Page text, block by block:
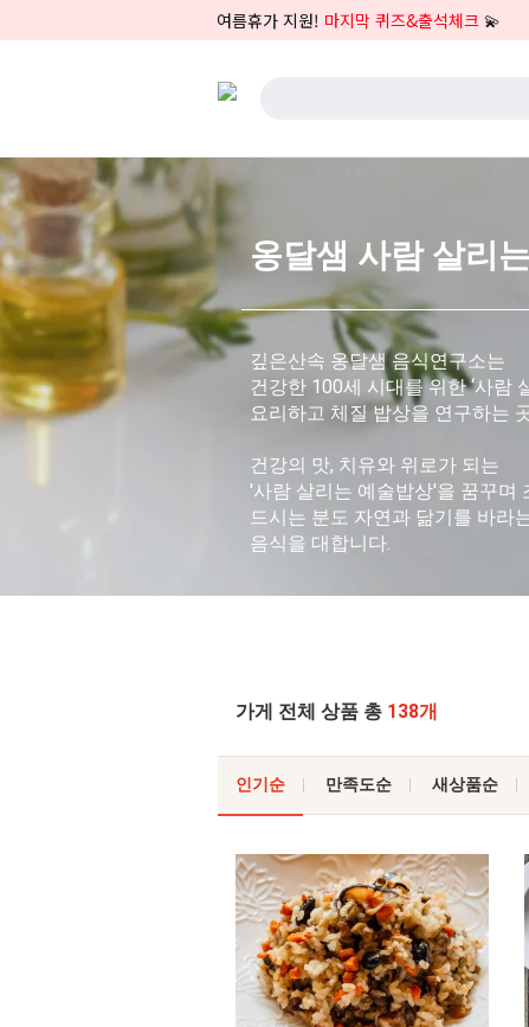
여름휴가 지원! 마지막 퀴즈&출석체크 💫
옹달샘 사람 살리
깊은산속 옹달샘 음식연구소는
건강한 100세 시대를 위한 ‘사람
요리하고 체질 밥상을 연구하는
건강의 맛, 치유와 위로가 되는
'사람 살리는 예술밥상'을 꿈꾸며
드시는 분도 자연과 닮기를 바라
음식을 대합니다.
가게 전체 상품 총 138개
인기순 만족도순 새상품순